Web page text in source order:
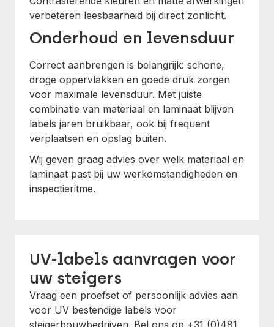
verbeteren leesbaarheid bij direct zonlicht.
Onderhoud en levensduur
Correct aanbrengen is belangrijk: schone,
droge oppervlakken en goede druk zorgen
voor maximale levensduur. Met juiste
combinatie van materiaal en laminaat blijven
labels jaren bruikbaar, ook bij frequent
verplaatsen en opslag buiten.
Wij geven graag advies over welk materiaal en
laminaat past bij uw werkomstandigheden en
inspectieritme.
UV-labels aanvragen voor
uw steigers
Vraag een proefset of persoonlijk advies aan
voor UV bestendige labels voor
steigerbouwbedrijven. Bel ons op +31 (0)481